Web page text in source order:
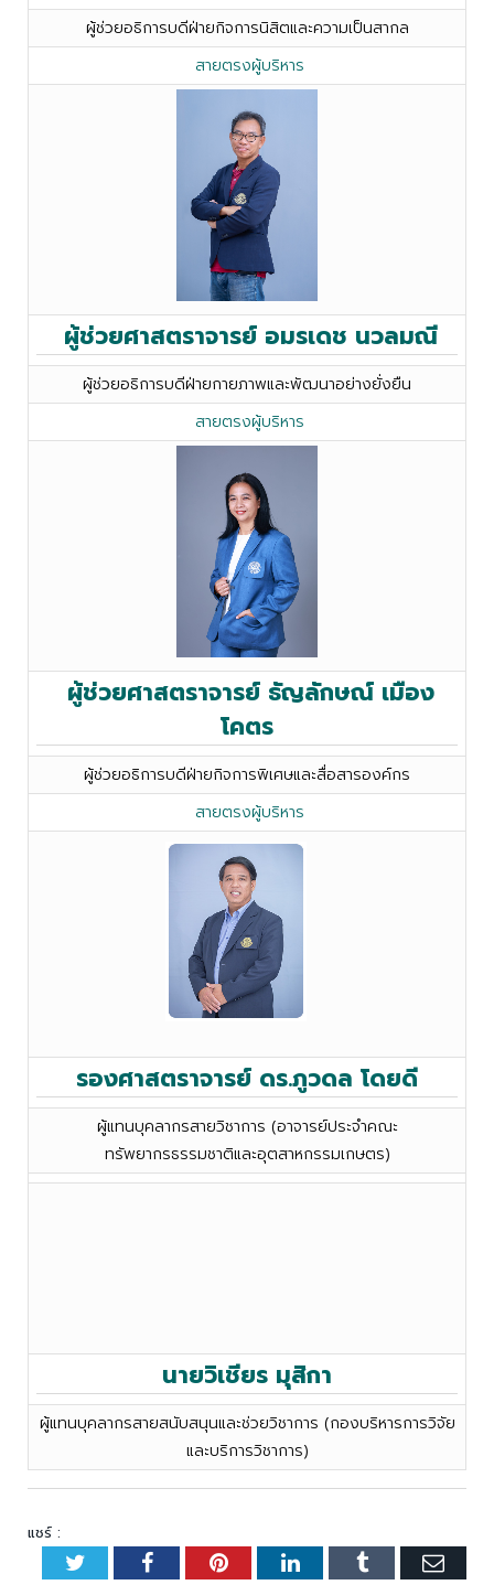
ผู้ช่วยอธิการบดีฝ่ายกิจการนิสิตและความเป็นสากล
สายตรงผู้บริหาร
ผู้ช่วยศาสตราจารย์ อมรเดช นวลมณี
ผู้ช่วยอธิการบดีฝ่ายกายภาพและพัฒนาอย่างยั่งยืน
สายตรงผู้บริหาร
ผู้ช่วยศาสตราจารย์ ธัญลักษณ์ เมือง
โคตร
ผู้ช่วยอธิการบดีฝ่ายกิจการพิเศษและสื่อสารองค์กร
สายตรงผู้บริหาร
รองศาสตราจารย์ ดร.ภูวดล โดยดี
ผู้แทนบุคลากรสายวิชาการ (อาจารย์ประจำคณะ
ทรัพยากรธรรมชาติและอุตสาหกรรมเกษตร)
นายวิเชียร มุสิกา
ผู้แทนบุคลากรสายสนับสนุนและช่วยวิชาการ (กองบริหารการวิจัย
และบริการวิชาการ)
แชร์ :
TwitterFacebookPinterestLinkedInTumblr